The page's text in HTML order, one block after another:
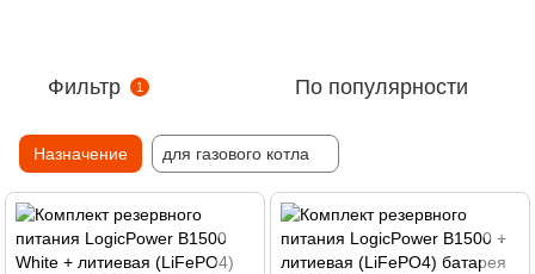
Фильтр 1 По популярности
Назначение для газового котла